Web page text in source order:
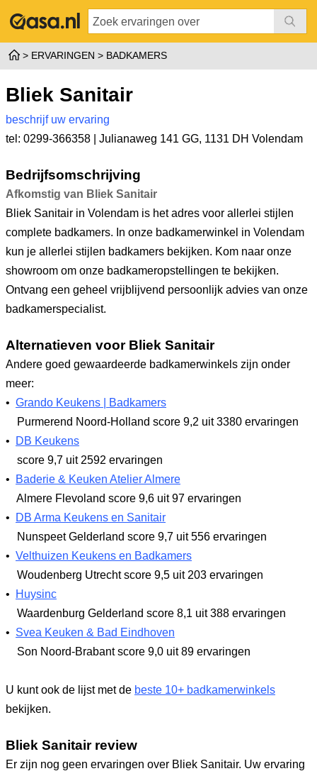
ERVARINGEN BADKAMERS
Bliek Sanitair
beschrijf uw ervaring
tel: 0299-366358 | Julianaweg 141 GG, 1131 DH Volendam
Bedrijfsomschrijving
Afkomstig van Bliek Sanitair
Bliek Sanitair in Volendam is het adres voor allerlei stijlen
complete badkamers. In onze badkamerwinkel in Volendam
kun je allerlei stijlen badkamers bekijken. Kom naar onze
showroom om onze badkameropstellingen te bekijken.
Ontvang een geheel vrijblijvend persoonlijk advies van onze
badkamerspecialist.
Alternatieven voor Bliek Sanitair
Andere goed gewaardeerde badkamerwinkels zijn onder
meer:
• Grando Keukens | Badkamers
Purmerend Noord-Holland score 9,2 uit 3380 ervaringen
•
DB Keukens
score 9,7 uit 2592 ervaringen
•
Baderie & Keuken Atelier Almere
Almere Flevoland score 9,6 uit 97 ervaringen
•
DB Arma Keukens en Sanitair
Nunspeet Gelderland score 9,7 uit 556 ervaringen
• Velthuizen Keukens en Badkamers
Woudenberg Utrechtscore 9,5 uit 203 ervaringen
•
Huysinc
Waardenburg Gelderland score 8,1 uit 388 ervaringen
• Svea Keuken & Bad Eindhoven
Son Noord-Brabantscore 9,0 uit 89 ervaringen
U kunt ook de lijst met de beste 10+ badkamerwinkels
bekijken.
Bliek Sanitair review
Er zijn nog geen ervaringen over Bliek Sanitair. Uw ervaring